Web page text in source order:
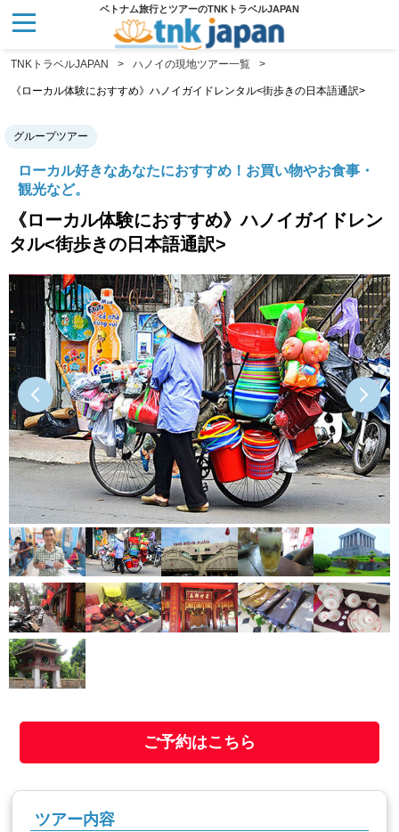
ベトナム旅行とツアーのTNKトラベルJAPAN
TNKトラベルJAPAN ハノイの現地ツアー一覧
《ローカル体験におすすめ》ハノイガイドレンタル<街歩きの日本語通訳>
グループツアー
ローカル好きなあなたにおすすめ！お買い物やお食事・
観光など。
《ローカル体験におすすめ》ハノイガイドレン
タル<街歩きの日本語通訳>
ご予約はこちら
ツアー内容